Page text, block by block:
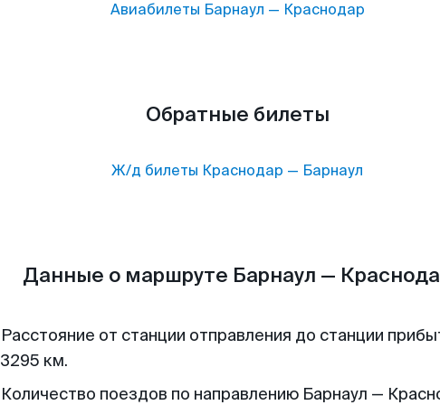
Авиабилеты Барнаул — Краснодар
Обратные билеты
Ж/д билеты Краснодар — Барнаул
Данные о маршруте Барнаул —
Расстояние от станции отправления до станции
3295 км.
Количество поездов по направлению Барнаул —